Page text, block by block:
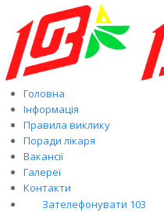
Головна
Інформація
Правила виклику
Поради лікаря
Вакансії
Галереї
Контакти
Зателефонувати 103